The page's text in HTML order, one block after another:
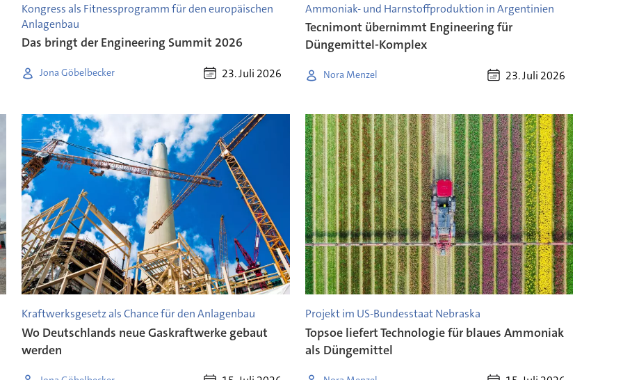
Kongress als Fitnessprogramm für den europäischen
Anlagenbau
Das bringt der Engineering Summit 2026
Jona Göbelbecker 23. Juli 2026
Ammoniak- und Harnstoffproduktion in Argentinien
Tecnimont übernimmt Engineering für
Düngemittel-Komplex
Nora Menzel 23. Juli 2026
Kraftwerksgesetz als Chance für den Anlagenbau
Wo Deutschlands neue Gaskraftwerke gebaut
werden
Projekt im US-Bundesstaat Nebraska
Topsoe liefert Technologie für blaues Ammoniak
als Düngemittel